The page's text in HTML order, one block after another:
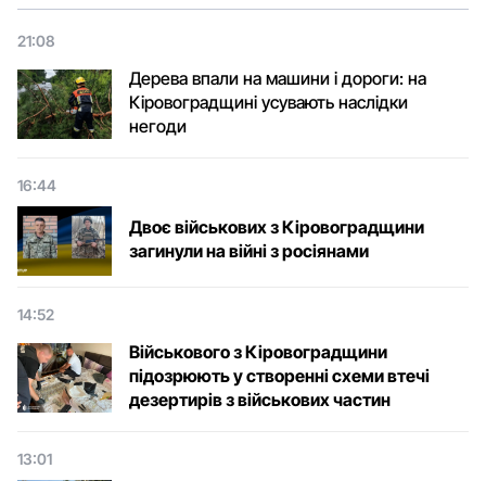
21:08
Дерева впали на машини і дороги: на
Кіровоградщині усувають наслідки
негоди
16:44
Двоє військових з Кіровоградщини
загинули на війні з росіянами
14:52
Військового з Кіровоградщини
підозрюють у створенні схеми втечі
дезертирів з військових частин
13:01